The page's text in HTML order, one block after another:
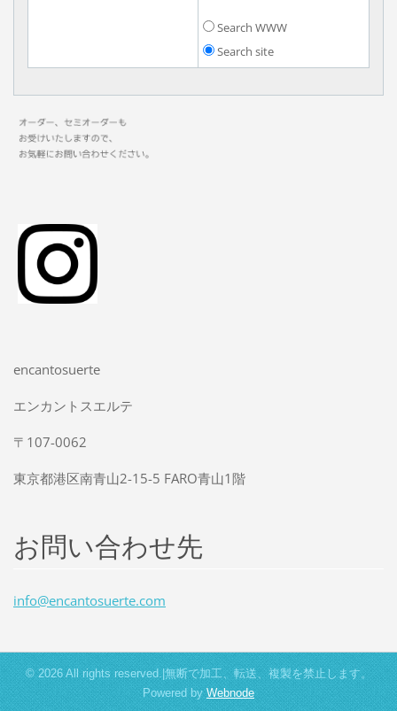
Search WWW
Search site
encantosuerte
エンカントスエルテ
〒107-0062
東京都港区南青山2-15-5 FARO青山1階
お問い合わせ先
info@encantosuerte.com
© 2026 All rights reserved.|無断で加工、転送、複製を禁止します。
Powered byWebnode